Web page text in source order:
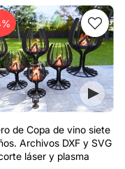
de Copa de vino siete
Archivos DXF y SVG
láser y plasma